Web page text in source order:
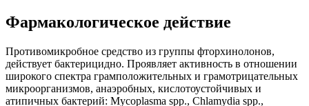
Фармакологическое действие
Противомикробное средство из группы фторхинолонов,
действует бактерицидно. Проявляет активность в отношении
широкого спектра грамположительных и грамотрицательных
микроорганизмов, анаэробных, кислотоустойчивых и
атипичных бактерий: Mycoplasma spp., Chlamydia spp.,